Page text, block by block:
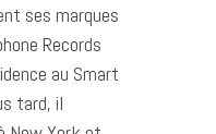
ses marques
Records
au Smart
tard, il